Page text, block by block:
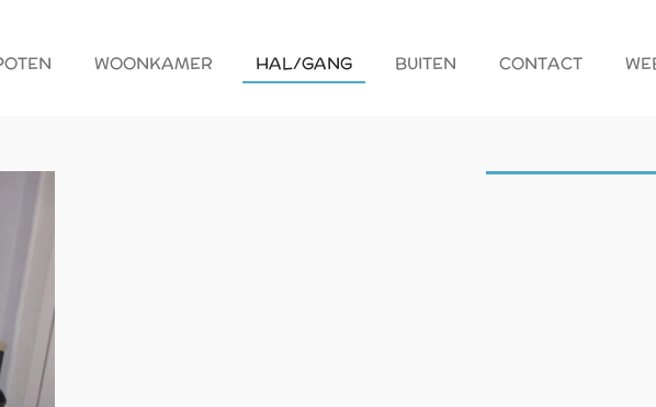
WOONKAMER HAL/GANG BUITEN CONTACT